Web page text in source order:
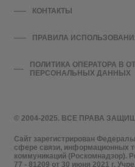
© 2004-2025. ВСЕ ПРАВА
Сайт зарегистрирован
сфере связи, информационных
коммуникаций (Роскомнадзор).
77 - 81209 от 30 июня 2021 г.
КОНТАКТЫ
ПРАВИЛА
ПОЛИТИКА ОПЕРАТОРА В
ПЕРСОНАЛЬНЫХ ДАННЫХ